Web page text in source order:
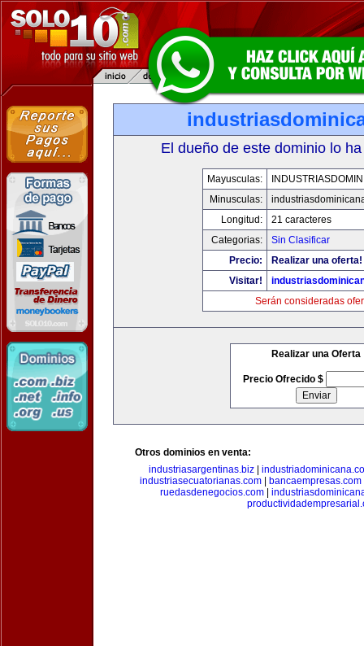
El dueño de este dominio lo
Mayusculas:
Minusculas:
Longitud:
21 caracteres
Categorias:
Sin Clasificar
Precio:
Realizar una oferta!
Visitar!
Serán consideradas
Realizar una Oferta
Precio Ofrecido $
Otros dominios en venta:
industriasargentinas.biz
industriasecuatorianas.com
bancaempresas.com
ruedasdenegocios.com|